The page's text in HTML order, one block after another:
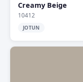
Creamy Beige
10412
JOTUN